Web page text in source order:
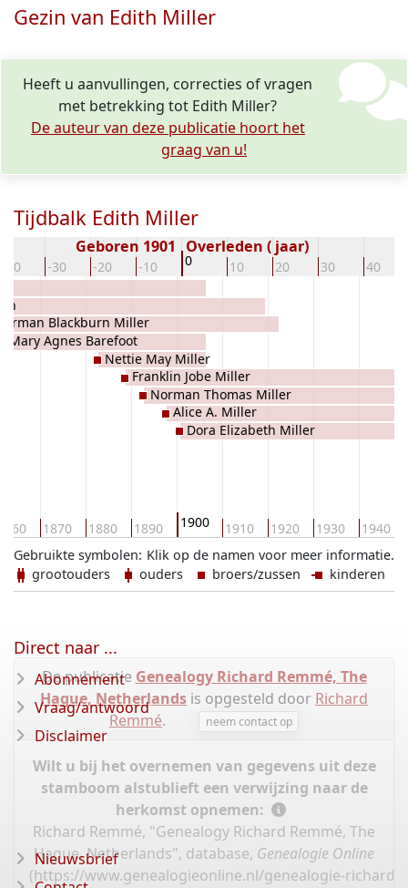
Gezin van Edith Miller
Heeft u aanvullingen, correcties of vragen
met betrekking tot Edith Miller?
De auteur van deze publicatie hoort het
graag van u!
Tijdbalk Edith Miller
-40 -30 -20 -10 0 10 20 30 40
Geboren 1901 Overleden ( jaar)
1870 1880 1890 1900 1910 1920 1930 1940
Blackburn Miller
Mary Agnes Barefoot
Nettie May Miller
Franklin Jobe Miller
Norman Thomas Miller
Alice A. Miller
Dora Elizabeth Miller
Klik op de namen voor meer informatie.
Gebruikte symbolen:
grootouders
ouders broers/zussen kinderen
De publicatie Genealogy Richard Remmé, The
Hague, Netherlands is opgesteld door Richard
Remmé. neem contact op
Wilt u bij het overnemen van gegevens uit deze
stamboom alstublieft een verwijzing naar de
herkomst opnemen:
Richard Remmé, "Genealogy Richard Remmé, The
Hague, Netherlands", database, Genealogie Online
(https://www.genealogieonline.nl/genealogie-richard-
Direct naar ...
Abonnement
Vraag/antwoord
Disclaimer
Nieuwsbrief